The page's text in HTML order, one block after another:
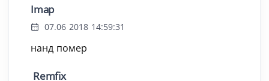
Imap
07.06 2018 14:59:31
нанд помер
Remfix